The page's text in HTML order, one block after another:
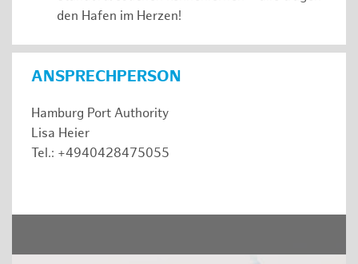
den Hafen im Herzen!
ANSPRECHPERSON
Hamburg Port Authority
Lisa Heier
Tel.: +4940428475055